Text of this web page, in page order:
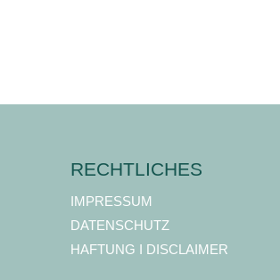
RECHTLICHES
IMPRESSUM
DATENSCHUTZ
HAFTUNG I DISCLAIMER